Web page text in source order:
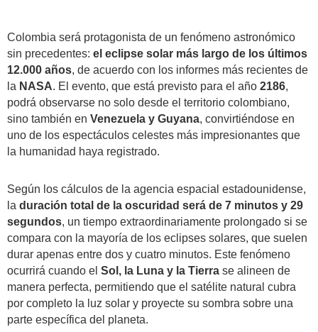
Colombia será protagonista de un fenómeno astronómico
sin precedentes: el eclipse solar más largo de los últimos
12.000 años, de acuerdo con los informes más recientes de
la NASA. El evento, que está previsto para el año 2186,
podrá observarse no solo desde el territorio colombiano,
sino también en Venezuela y Guyana, convirtiéndose en
uno de los espectáculos celestes más impresionantes que
la humanidad haya registrado.
Según los cálculos de la agencia espacial estadounidense,
la duración total de la oscuridad será de 7 minutos y 29
segundos, un tiempo extraordinariamente prolongado si se
compara con la mayoría de los eclipses solares, que suelen
durar apenas entre dos y cuatro minutos. Este fenómeno
ocurrirá cuando el Sol, la Luna y la Tierra se alineen de
manera perfecta, permitiendo que el satélite natural cubra
por completo la luz solar y proyecte su sombra sobre una
parte específica del planeta.